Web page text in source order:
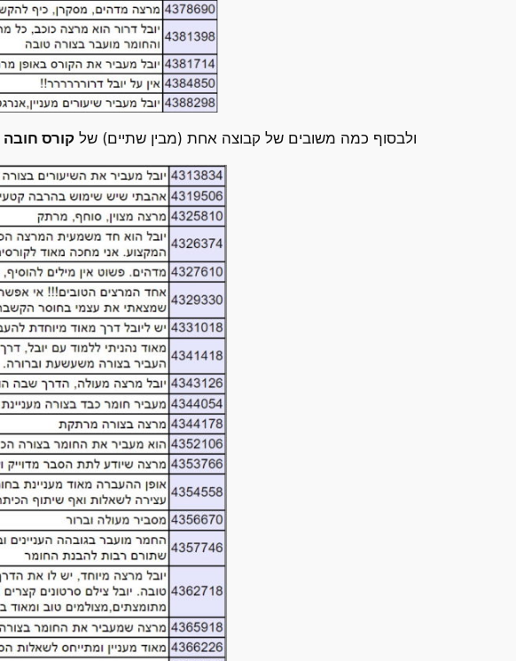
ולבסוף כמה משובים של קבוצה אחת (מבין שתיים) של קורס חובה